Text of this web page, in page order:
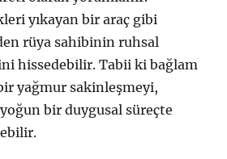
yıkayan bir araç gibi
rüya sahibinin ruhsal
hissedebilir. Tabii ki bağlam
yağmur sakinleşmeyi,
bir duygusal süreçte